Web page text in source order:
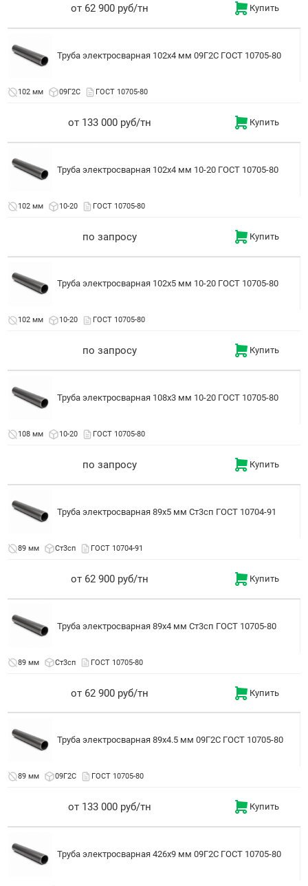
от 62 900 руб/тн Купить
Труба электросварная 102x4 мм 09Г2С ГОСТ 10705-80
102 мм 09Г2С ГОСТ 10705-80
от 133 000 руб/тн Купить
Труба электросварная 102x4 мм 10-20 ГОСТ 10705-80
102 мм 10-20 ГОСТ 10705-80
по запросу Купить
Труба электросварная 102x5 мм 10-20 ГОСТ 10705-80
102 мм 10-20 ГОСТ 10705-80
по запросу Купить
Труба электросварная 108x3 мм 10-20 ГОСТ 10705-80
108 мм 10-20 ГОСТ 10705-80
по запросу Купить
Труба электросварная 89x5 мм Ст3сп ГОСТ 10704-91
89 мм Ст3сп ГОСТ 10704-91
от 62 900 руб/тн Купить
Труба электросварная 89x4 мм Ст3сп ГОСТ 10705-80
89 мм Ст3сп ГОСТ 10705-80
от 62 900 руб/тн Купить
Труба электросварная 89x4.5 мм 09Г2С ГОСТ 10705-80
89 мм 09Г2С ГОСТ 10705-80
от 133 000 руб/тн Купить
Труба электросварная 426x9 мм 09Г2С ГОСТ 10705-80